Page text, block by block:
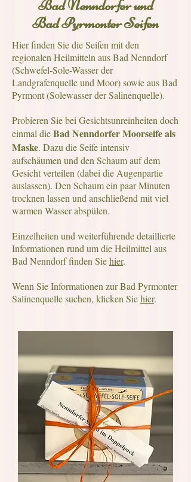
Bad Nenndorfer und
Bad Pyrmonter Seifen
Hier finden Sie die Seifen mit den
regionalen Heilmitteln aus Bad Nenndorf
(Schwefel-Sole-Wasser der
Landgrafenquelle und Moor) sowie aus Bad
Pyrmont (Solewasser der Salinenquelle).
Probieren Sie bei Gesichtsunreinheiten doch
einmal dieBad Nenndorfer Moorseife als
Maske. Dazu die Seife intensiv
aufschäumen und den Schaum auf dem
Gesicht verteilen (dabei die Augenpartie
auslassen). Den Schaum ein paar Minuten
trocknen lassen und anschließend mit viel
warmen Wasser abspülen.
Einzelheiten und weiterführende detaillierte
Informationen rund um die Heilmittel aus
Bad Nenndorf finden Siehier.
Wenn Sie Informationen zur Bad Pyrmonter
Salinenquelle suchen, klicken Siehier.